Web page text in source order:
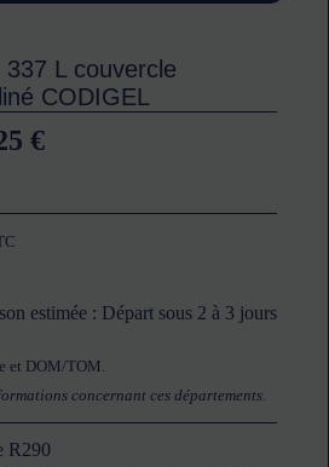
L couvercle
CODIGEL
€
estimée : Départ sous 2 à 3 jours
et DOM/TOM.
concernant ces départements.
R290